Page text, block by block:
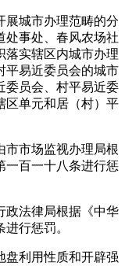
城市办理范畴的分
处事处、春风农场社
落实辖区内城市办理
平易近委员会的城市
委员会、村平易近委
区单元和居（村）平
市场监视办理局根
一百一十八条进行惩
法律局根据《中华
行惩罚。
利用性质和开辟强